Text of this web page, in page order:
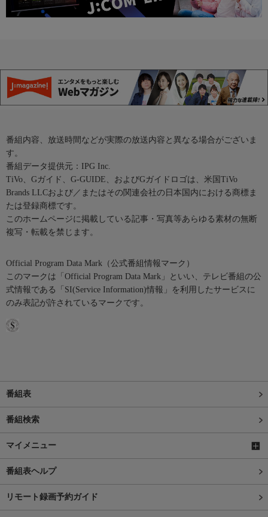
番組内容、放送時間などが実際の放送内容と異なる場合がございま
す。
番組データ提供元：IPG Inc.
TiVo、Gガイド、G-GUIDE、およびGガイドロゴは、米国TiVo
Brands LLCおよび／またはその関連会社の日本国内における商標ま
たは登録商標です。
このホームページに掲載している記事・写真等あらゆる素材の無断
複写・転載を禁じます。
Official Program Data Mark（公式番組情報マーク）
このマークは「Official Program Data Mark」といい、テレビ番組の公
式情報である「SI(Service Information)情報」を利用したサービスに
のみ表記が許されているマークです。
番組表
番組検索
マイメニュー
番組表ヘルプ
リモート録画予約ガイド